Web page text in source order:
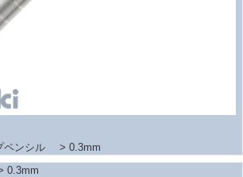
ペンシル > 0.3mm
0.3mm